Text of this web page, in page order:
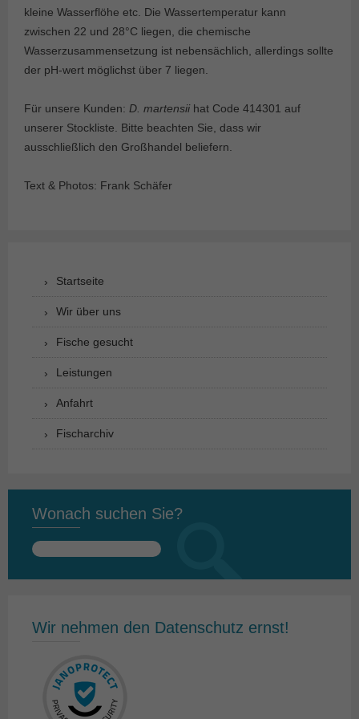
kleine Wasserflöhe etc. Die Wassertemperatur kann
zwischen 22 und 28°C liegen, die chemische
Wasserzusammensetzung ist nebensächlich, allerdings sollte
der pH-wert möglichst über 7 liegen.
Für unsere Kunden: D. martensiihat Code 414301 auf
unserer Stockliste. Bitte beachten Sie, dass wir
ausschließlich den Großhandel beliefern.
Text & Photos: Frank Schäfer
Startseite
Wir über uns
Fische gesucht
Leistungen
Anfahrt
Fischarchiv
Wonach suchen Sie?
Suchen
Wir nehmen den Datenschutz ernst!